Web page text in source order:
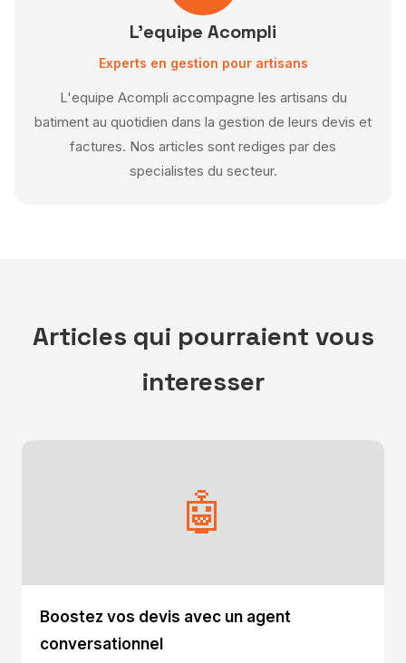
L'equipe Acompli
Experts en gestion pour artisans
L'equipe Acompli accompagne les artisans du
batiment au quotidien dans la gestion de leurs devis et
factures. Nos articles sont rediges par des
specialistes du secteur.
Articles qui pourraient vous
interesser
🤖
Boostez vos devis avec un agent
conversationnel